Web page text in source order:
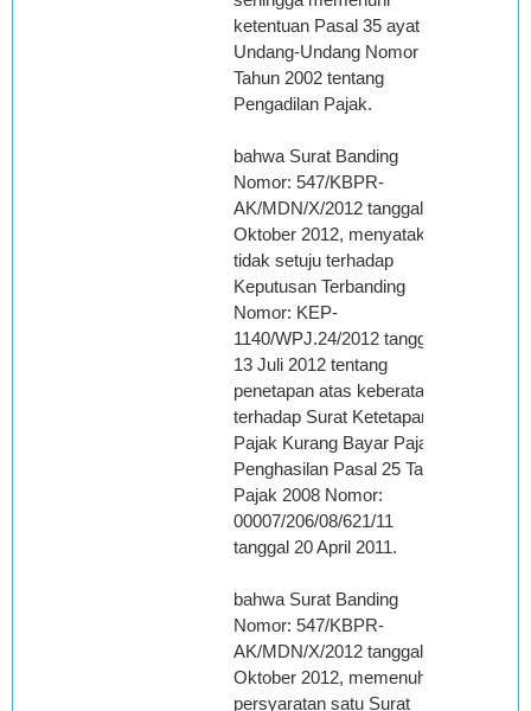
ketentuan Pasal 35 ayat (1)
Undang-Undang Nomor 14
Tahun 2002 tentang
Pengadilan Pajak.
bahwa Surat Banding
Nomor: 547/KBPR-
AK/MDN/X/2012 tanggal 16
Oktober 2012, menyatakan
tidak setuju terhadap
Keputusan Terbanding
Nomor: KEP-
1140/WPJ.24/2012 tanggal
13 Juli 2012 tentang
penetapan atas keberatan
terhadap Surat Ketetapan
Pajak Kurang Bayar Pajak
Penghasilan Pasal 25 Tahun
Pajak 2008 Nomor:
00007/206/08/621/11
tanggal 20 April 2011.
bahwa Surat Banding
Nomor: 547/KBPR-
AK/MDN/X/2012 tanggal 16
Oktober 2012, memenuhi
persyaratan satu Surat